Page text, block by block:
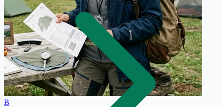
B